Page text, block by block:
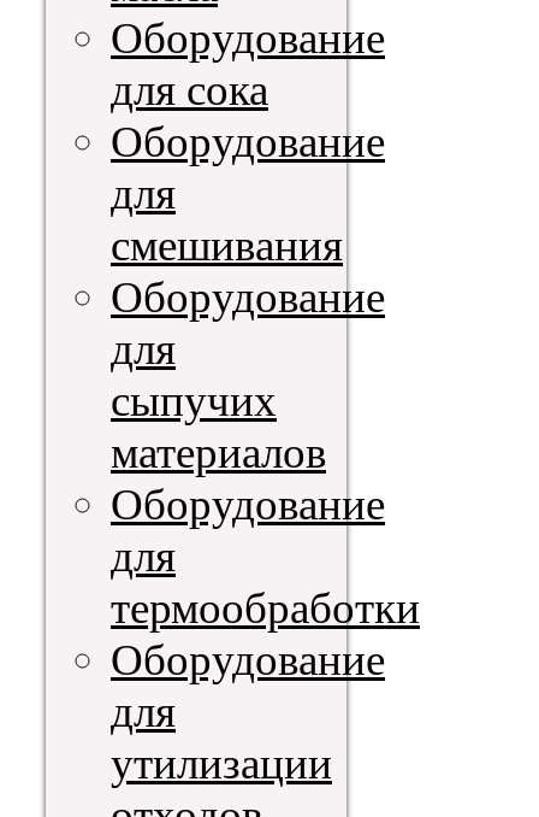
Оборудование
для сока
Оборудование
для
смешивания
Оборудование
для
сыпучих
материалов
Оборудование
для
термообработки
Оборудование
для
утилизации